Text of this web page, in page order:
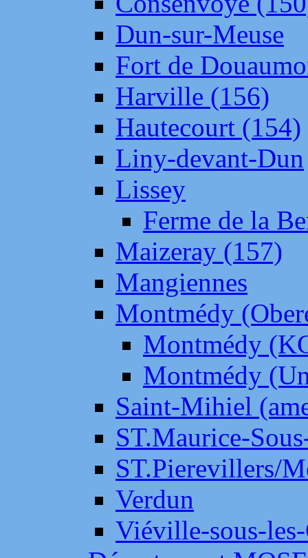
Dun-sur-Meuse
Fort de
Harville (156)
Hautecourt (154)
Liny-devant-Dun
Lissey
Ferme de la
Maizeray (157)
Mangiennes
Montmédy
Montmédy
Montmédy
Saint-Mihiel
ST.Maurice-
ST.Pierevillers/
Verdun
Viéville-sous-